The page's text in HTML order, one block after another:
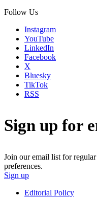
Follow Us
Instagram
YouTube
LinkedIn
Facebook
X
Bluesky
TikTok
RSS
Sign up for
Join our email list for
preferences.
Sign up
Editorial Policy